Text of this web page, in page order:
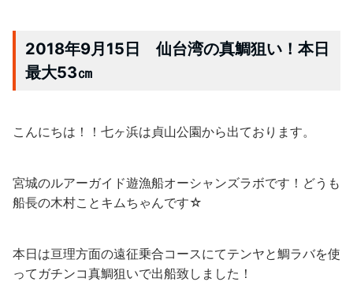
2018年9月15日 仙台湾の真鯛狙い！本日
最大53㎝
こんにちは！！七ヶ浜は貞山公園から出ております。
宮城のルアーガイド遊漁船オーシャンズラボです！どうも
船長の木村ことキムちゃんです☆
本日は亘理方面の遠征乗合コースにてテンヤと鯛ラバを使
ってガチンコ真鯛狙いで出船致しました！